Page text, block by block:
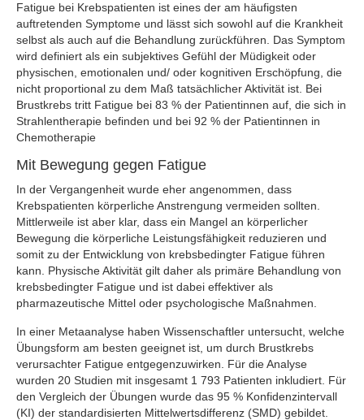
Fatigue bei Krebspatienten ist eines der am häufigsten
auftretenden Symptome und lässt sich sowohl auf die Krankheit
selbst als auch auf die Behandlung zurückführen. Das Symptom
wird definiert als ein subjektives Gefühl der Müdigkeit oder
physischen, emotionalen und/ oder kognitiven Erschöpfung, die
nicht proportional zu dem Maß tatsächlicher Aktivität ist. Bei
Brustkrebs tritt Fatigue bei 83 % der Patientinnen auf, die sich in
Strahlentherapie befinden und bei 92 % der Patientinnen in
Chemotherapie
Mit Bewegung gegen Fatigue
In der Vergangenheit wurde eher angenommen, dass
Krebspatienten körperliche Anstrengung vermeiden sollten.
Mittlerweile ist aber klar, dass ein Mangel an körperlicher
Bewegung die körperliche Leistungsfähigkeit reduzieren und
somit zu der Entwicklung von krebsbedingter Fatigue führen
kann. Physische Aktivität gilt daher als primäre Behandlung von
krebsbedingter Fatigue und ist dabei effektiver als
pharmazeutische Mittel oder psychologische Maßnahmen.
In einer Metaanalyse haben Wissenschaftler untersucht, welche
Übungsform am besten geeignet ist, um durch Brustkrebs
verursachter Fatigue entgegenzuwirken. Für die Analyse
wurden 20 Studien mit insgesamt 1 793 Patienten inkludiert. Für
den Vergleich der Übungen wurde das 95 % Konfidenzintervall
(KI) der standardisierten Mittelwertsdifferenz (SMD) gebildet.